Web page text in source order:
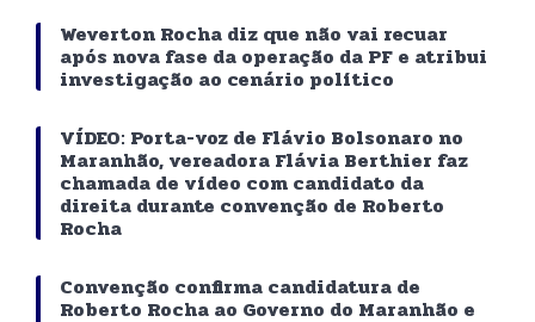
Weverton Rocha diz que não vai recuar
após nova fase da operação da PF e atribui
investigação ao cenário político
VÍDEO: Porta-voz de Flávio Bolsonaro no
Maranhão, vereadora Flávia Berthier faz
chamada de vídeo com candidato da
direita durante convenção de Roberto
Rocha
Convenção confirma candidatura de
Roberto Rocha ao Governo do Maranhão e